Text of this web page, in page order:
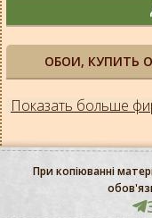
ОБОИ, КУПИТЬ
Показать больше
При копіюванні